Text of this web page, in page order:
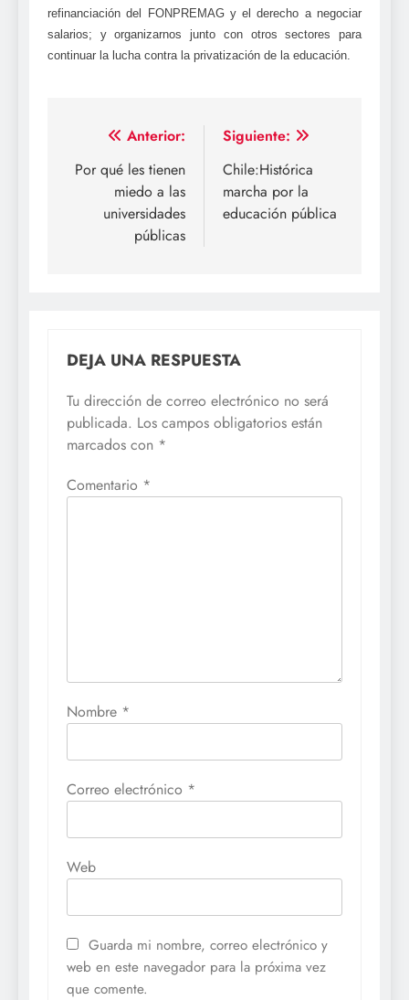
refinanciación del FONPREMAG y el derecho a negociar
salarios; y organizarnos junto con otros sectores para
continuar la lucha contra la privatización de la educación.
Navegación
de
entradas
Anterior:
Por qué les tienen
miedo a las
universidades
públicas
Siguiente:
Chile:Histórica
marcha por la
educación pública
DEJA UNA RESPUESTA
Tu dirección de correo electrónico no será
publicada. Los campos obligatorios están
marcados con *
Comentario *
Nombre *
Correo electrónico *
Web
Guarda mi nombre, correo electrónico y
web en este navegador para la próxima vez
que comente.